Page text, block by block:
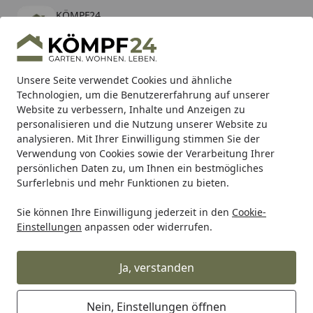
Unsere Seite verwendet Cookies und ähnliche
Technologien, um die Benutzererfahrung auf unserer
Website zu verbessern, Inhalte und Anzeigen zu
personalisieren und die Nutzung unserer Website zu
analysieren. Mit Ihrer Einwilligung stimmen Sie der
Verwendung von Cookies sowie der Verarbeitung Ihrer
persönlichen Daten zu, um Ihnen ein bestmögliches
Surferlebnis und mehr Funktionen zu bieten.
Sie können Ihre Einwilligung jederzeit in den Cookie-
Einstellungen anpassen oder widerrufen.
Ja, verstanden
Nein, Einstellungen öffnen
KÖMPF24
kostenlos - Im App Store
Hotline
Alle Produkte
Mein Konto
Suchen
Karibu Pools inkl. gratis Sandfilteranlage & Pool-
Starterset (Gesamtwert bis 468,99€)
Startseite
Hartje Hartje Fahrradteile Hartje Schaltung für
Union Schaltauge GH-072 silber